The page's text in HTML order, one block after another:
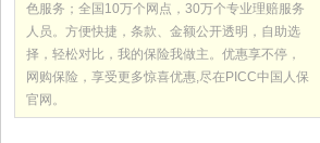
色服务；全国10万个网点，30万个专业理赔服务
人员。方便快捷，条款、金额公开透明，自助选
择，轻松对比，我的保险我做主。优惠享不停，
网购保险，享受更多惊喜优惠,尽在PICC中国人保
官网。